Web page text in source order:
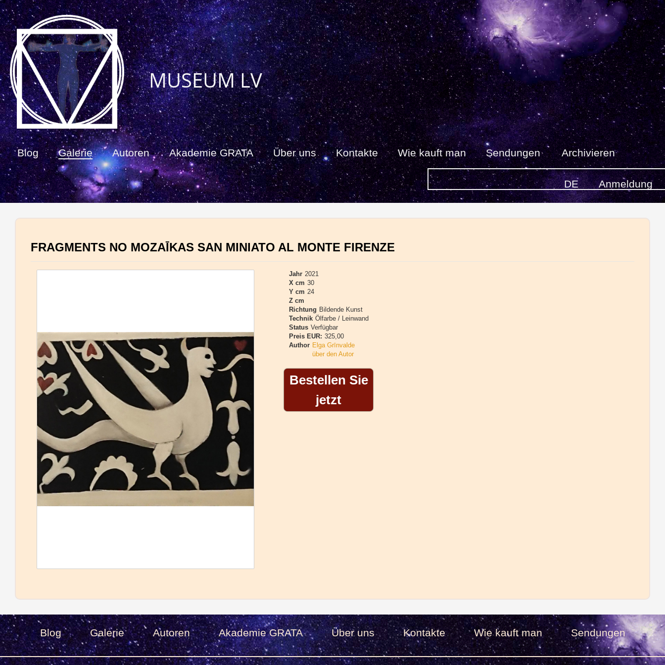
Blog Galerie Autoren Akademie GRATA Über uns Kontakte Wie kauft man Sendungen Archivieren
Anmeldung
DE
MUSEUM LV
FRAGMENTS NO MOZAĪKAS SAN MINIATO AL MONTE FIRENZE
Jahr 2021
X cm 30
Y cm 24
Z cm
Richtung Bildende Kunst
Technik Ölfarbe / Leinwand
Status Verfügbar
Preis EUR: 325,00
Author Elga Grīnvalde
über den Autor
Bestellen Sie
jetzt
Blog Galerie Autoren Akademie GRATA Über uns Kontakte Wie kauft man Sendungen